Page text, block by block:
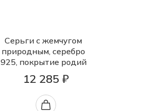
Серьги с жемчугом
природным, серебро
925, покрытие родий
12 285 ₽